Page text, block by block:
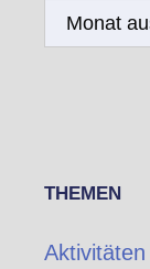
Archiv
THEMEN
Aktivitäten